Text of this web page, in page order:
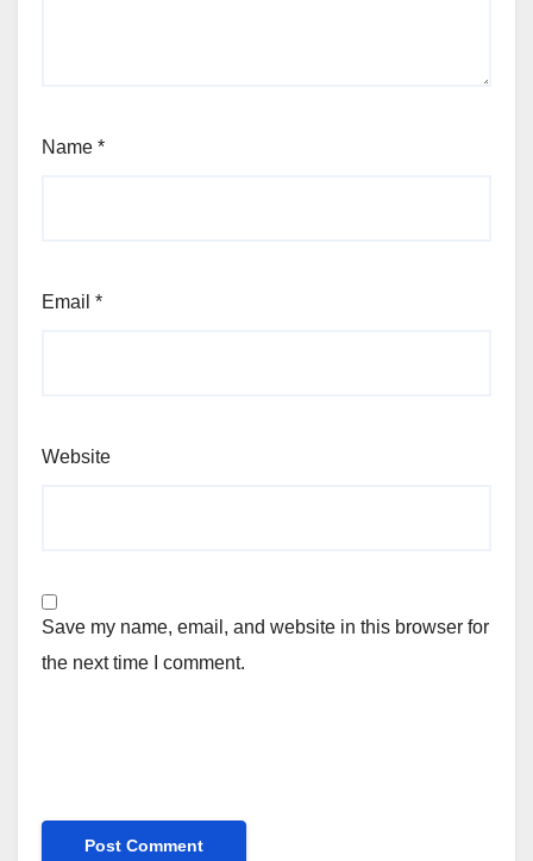
Name *
Email *
Website
Save my name, email, and website in this browser for
the next time I comment.